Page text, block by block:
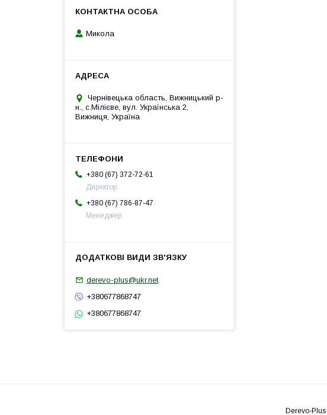
Микола
Чернівецька область, Вижницький р-
н., с.Мілієве, вул. Українська 2,
Вижниця, Україна
+380 (67) 372-72-61
Директор
+380 (67) 786-87-47
Менеджер
derevo-plus@ukr.net
+380677868747
+380677868747